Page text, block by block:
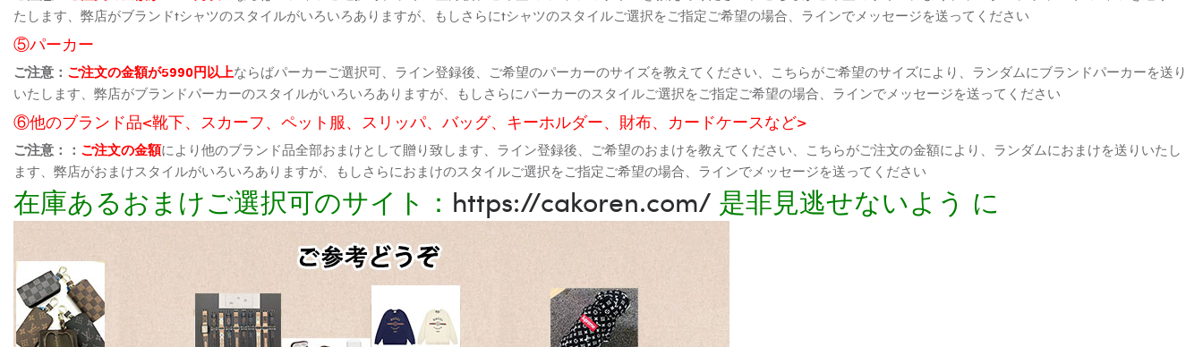
たします、弊店がブランドtシャツのスタイルがいろいろありますが、もしさらにtシャツのスタイルご選択をご指定ご希望の場合、ラインでメッセージを送ってください
⑤パーカー
ご注意： ご注文の金額が5990円以上ならばパーカーご選択可、ライン登録後、ご希望のパーカーのサイズを教えてください、こちらがご希望のサイズにより、ランダムにブランドパーカーを送り
いたします、弊店がブランドパーカーのスタイルがいろいろありますが、もしさらにパーカーのスタイルご選択をご指定ご希望の場合、ラインでメッセージを送ってください
⑥他のブランド品<靴下、スカーフ、ペット服、スリッパ、バッグ、キーホルダー、財布、カードケースなど>
ご注意：： ご注文の金額により他のブランド品全部おまけとして贈り致します、ライン登録後、ご希望のおまけを教えてください、こちらがご注文の金額により、ランダムにおまけを送りいたし
ます、弊店がおまけスタイルがいろいろありますが、もしさらにおまけのスタイルご選択をご指定ご希望の場合、ラインでメッセージを送ってください
在庫あるおまけご選択可のサイト： https://cakoren.com/ 是非見逃せないよう に